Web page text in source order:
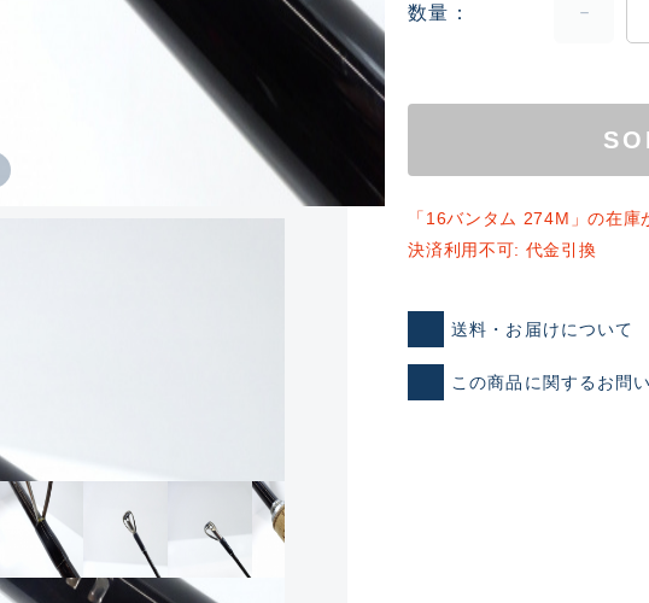
新古品（メーカー問屋から
数量
「16バンタム 274M」の在庫
決済利用不可: 代金引換
送料・お届けについて
この商品に関するお問